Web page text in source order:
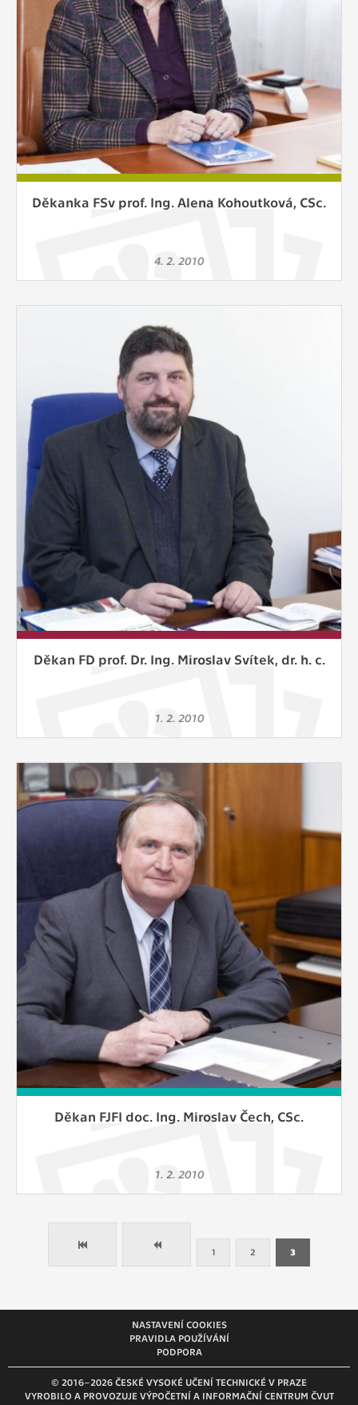
Děkanka FSv prof. Ing. Alena Kohoutková, CSc.
4. 2. 2010
Děkan FD prof. Dr. Ing. Miroslav Svítek, dr. h. c.
1. 2. 2010
Děkan FJFI doc. Ing. Miroslav Čech, CSc.
1. 2. 2010
1 2 3
© 2016–2026 ČESKÉ VYSOKÉ UČENÍ TECHNICKÉ V PRAZE
VYROBILO A PROVOZUJE VÝPOČETNÍ A INFORMAČNÍ CENTRUM ČVUT
NASTAVENÍ COOKIES
PRAVIDLA POUŽÍVÁNÍ
PODPORA